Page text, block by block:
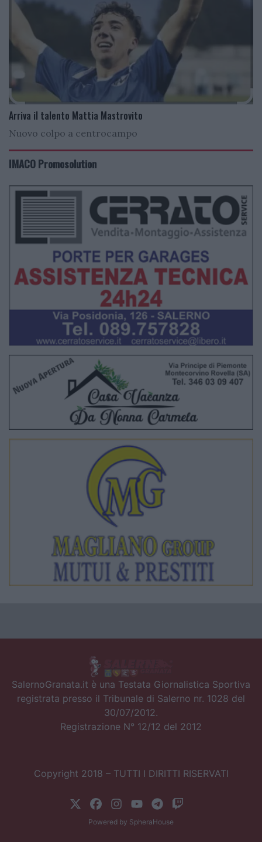
Arriva il talento Mattia Mastrovito
Nuovo colpo a centrocampo
IMACO Promosolution
SalernoGranata.it è una Testata Giornalistica Sportiva
registrata presso il Tribunale di Salerno nr. 1028 del
30/07/2012.
Registrazione N° 12/12 del 2012
Copyright 2018 – TUTTI I DIRITTI RISERVATI
Powered by SpheraHouse